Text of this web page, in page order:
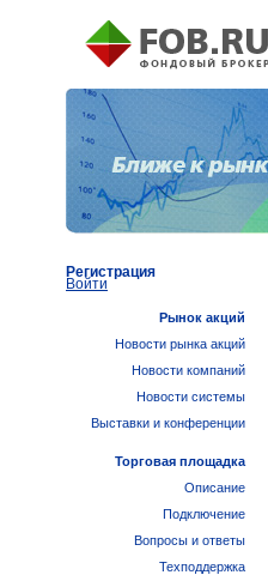
Регистрация
Войти
Рынок акций
Новости рынка акций
Новости компаний
Новости системы
Выставки и конференции
Торговая площадка
Описание
Подключение
Вопросы и ответы
Техподдержка